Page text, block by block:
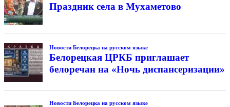
Праздник села в Мухаметово
Новости Белорецка на русском языке
Белорецкая ЦРКБ приглашает
белоречан на «Ночь диспансеризации»
Новости Белорецка на русском языке